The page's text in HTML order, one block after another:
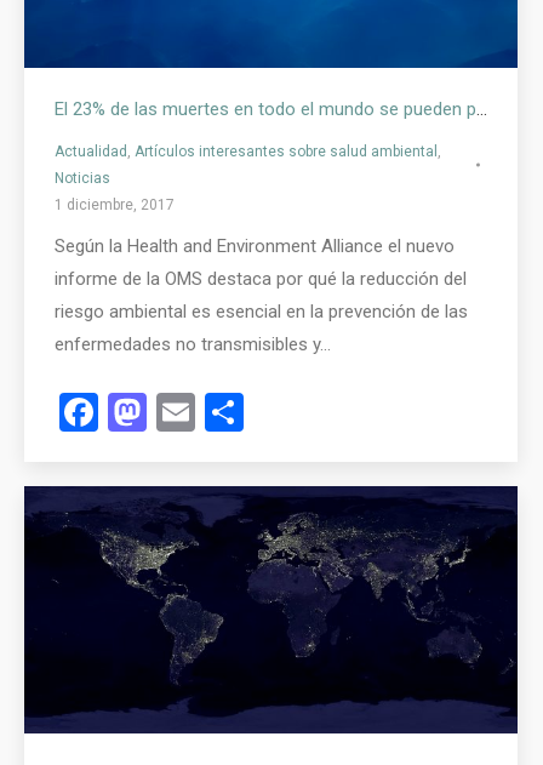
El 23% de las muertes en todo el mundo se pueden prevenir a través de entornos más saludables
Actualidad , Artículos interesantes sobre salud ambiental ,
Noticias
1 diciembre, 2017
Según la Health and Environment Alliance el nuevo
informe de la OMS destaca por qué la reducción del
riesgo ambiental es esencial en la prevención de las
enfermedades no transmisibles y…
Facebook
Mastodon
Email